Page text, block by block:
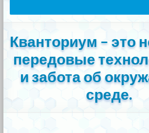
Кванториум – это
передовые
и забота об
среде.